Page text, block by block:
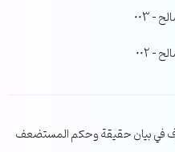
003
002
في بيان حقيقة وحكم المستضعف